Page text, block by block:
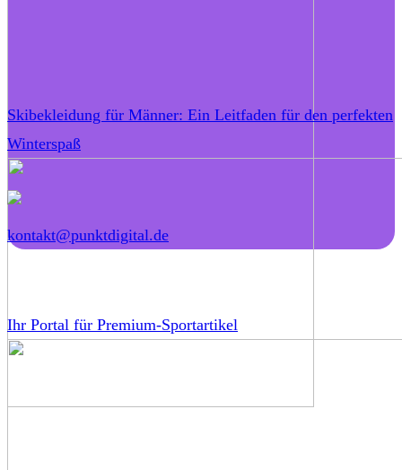
Skibekleidung für Männer: Ein Leitfaden für den perfekten
Winterspaß
Ihr Portal für Premium-Sportartikel
kontakt@punktdigital.de